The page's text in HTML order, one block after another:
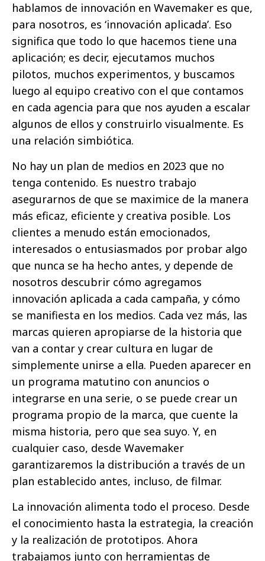
hablamos de innovación en Wavemaker es que,
para nosotros, es ‘innovación aplicada’. Eso
significa que todo lo que hacemos tiene una
aplicación; es decir, ejecutamos muchos
pilotos, muchos experimentos, y buscamos
luego al equipo creativo con el que contamos
en cada agencia para que nos ayuden a escalar
algunos de ellos y construirlo visualmente. Es
una relación simbiótica.
No hay un plan de medios en 2023 que no
tenga contenido. Es nuestro trabajo
asegurarnos de que se maximice de la manera
más eficaz, eficiente y creativa posible. Los
clientes a menudo están emocionados,
interesados o entusiasmados por probar algo
que nunca se ha hecho antes, y depende de
nosotros descubrir cómo agregamos
innovación aplicada a cada campaña, y cómo
se manifiesta en los medios. Cada vez más, las
marcas quieren apropiarse de la historia que
van a contar y crear cultura en lugar de
simplemente unirse a ella. Pueden aparecer en
un programa matutino con anuncios o
integrarse en una serie, o se puede crear un
programa propio de la marca, que cuente la
misma historia, pero que sea suyo. Y, en
cualquier caso, desde Wavemaker
garantizaremos la distribución a través de un
plan establecido antes, incluso, de filmar.
La innovación alimenta todo el proceso. Desde
el conocimiento hasta la estrategia, la creación
y la realización de prototipos. Ahora
trabajamos junto con herramientas de